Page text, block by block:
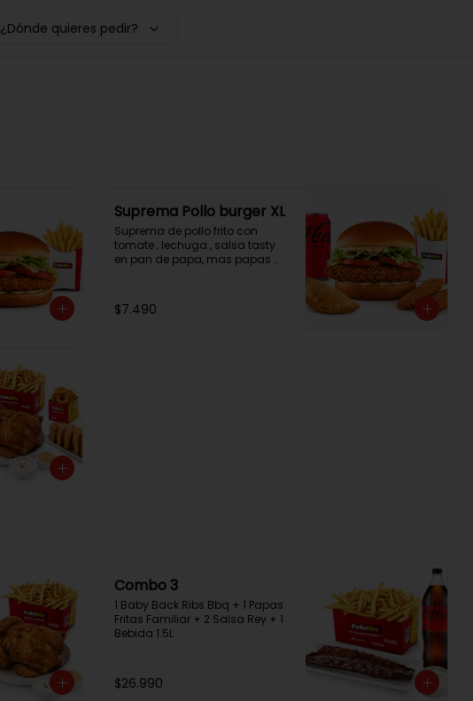
¿Dónde quieres pedir?
Suprema Pollo burger XL
Suprema de pollo frito con
tomate , lechuga , salsa tasty
en pan de papa, mas papas
$7.490
Combo 3
1 Baby Back Ribs Bbq + 1 Papas
Fritas Familiar + 2 Salsa Rey + 1
Bebida 1.5L
$26.990